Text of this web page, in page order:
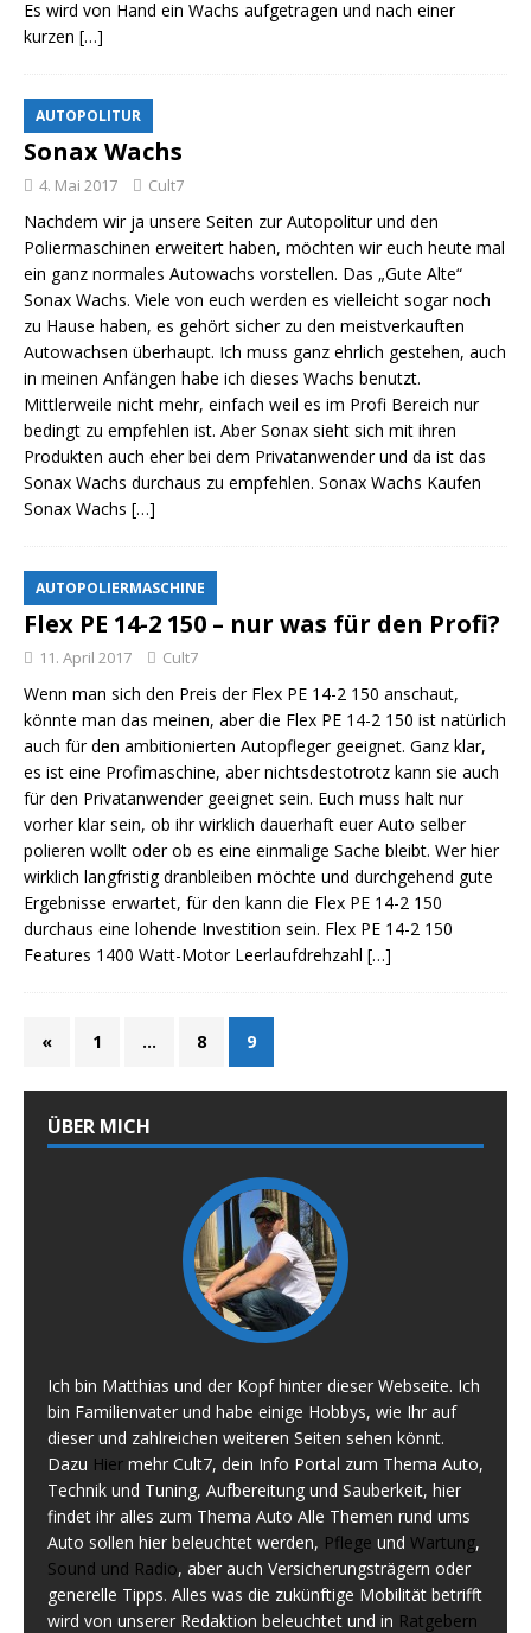
Es wird von Hand ein Wachs aufgetragen und nach einer
kurzen […]
AUTOPOLITUR
Sonax Wachs
4. Mai 2017 Cult7
Nachdem wir ja unsere Seiten zur Autopolitur und den
Poliermaschinen erweitert haben, möchten wir euch heute mal
ein ganz normales Autowachs vorstellen. Das „Gute Alte“
Sonax Wachs. Viele von euch werden es vielleicht sogar noch
zu Hause haben, es gehört sicher zu den meistverkauften
Autowachsen überhaupt. Ich muss ganz ehrlich gestehen, auch
in meinen Anfängen habe ich dieses Wachs benutzt.
Mittlerweile nicht mehr, einfach weil es im Profi Bereich nur
bedingt zu empfehlen ist. Aber Sonax sieht sich mit ihren
Produkten auch eher bei dem Privatanwender und da ist das
Sonax Wachs durchaus zu empfehlen. Sonax Wachs Kaufen
Sonax Wachs […]
AUTOPOLIERMASCHINE
Flex PE 14-2 150 – nur was für den Profi?
11. April 2017 Cult7
Wenn man sich den Preis der Flex PE 14-2 150 anschaut,
könnte man das meinen, aber die Flex PE 14-2 150 ist natürlich
auch für den ambitionierten Autopfleger geeignet. Ganz klar,
es ist eine Profimaschine, aber nichtsdestotrotz kann sie auch
für den Privatanwender geeignet sein. Euch muss halt nur
vorher klar sein, ob ihr wirklich dauerhaft euer Auto selber
polieren wollt oder ob es eine einmalige Sache bleibt. Wer hier
wirklich langfristig dranbleiben möchte und durchgehend gute
Ergebnisse erwartet, für den kann die Flex PE 14-2 150
durchaus eine lohende Investition sein. Flex PE 14-2 150
Features 1400 Watt-Motor Leerlaufdrehzahl […]
« 1 … 8 9
ÜBER MICH
Ich bin Matthias und der Kopf hinter dieser Webseite. Ich
bin Familienvater und habe einige Hobbys, wie Ihr auf
dieser und zahlreichen weiteren Seiten sehen könnt.
Dazu Hier mehr Cult7, dein Info Portal zum Thema Auto,
Technik und Tuning, Aufbereitung und Sauberkeit, hier
findet ihr alles zum Thema Auto Alle Themen rund ums
Auto sollen hier beleuchtet werden, Pflege und Wartung,
Sound und Radio, aber auch Versicherungsträgern oder
generelle Tipps. Alles was die zukünftige Mobilität betrifft
wird von unserer Redaktion beleuchtet und in Ratgebern